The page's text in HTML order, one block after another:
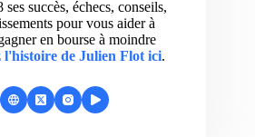
succès, échecs, conseils,
pour vous aider à
en bourse à moindre
l'histoire de Julien Flot ici.